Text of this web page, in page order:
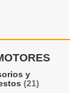
y
(21)